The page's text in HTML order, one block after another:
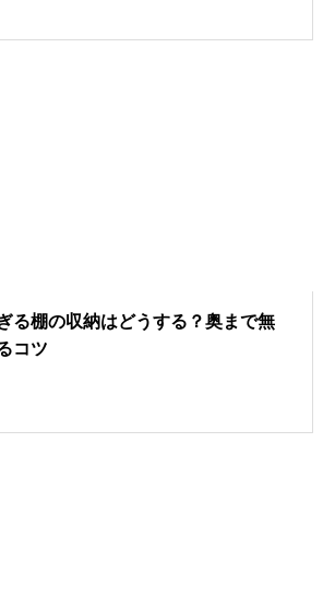
る棚の収納はどうする？奥まで無
コツ